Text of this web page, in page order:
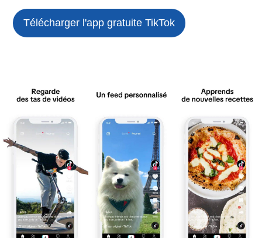
Télécharger l'app gratuiteTikTok